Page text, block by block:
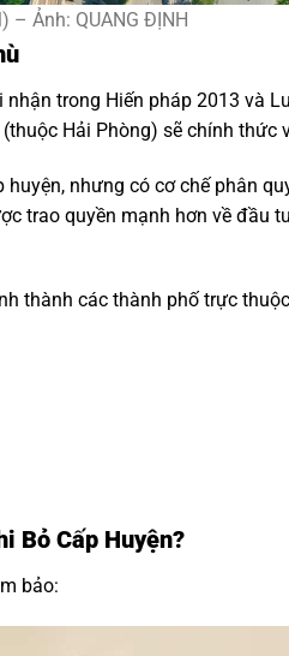
– Ảnh: QUANG ĐỊNH
trong Hiến pháp 2013 và
Hải Phòng) sẽ chính thức
nhưng có cơ chế phân
trao quyền mạnh hơn về đầu
thành các thành phố trực
Bỏ Cấp Huyện?
bảo: